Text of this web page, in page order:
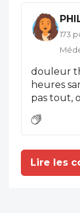
politiques
un vrai
173
douleur
heures sans être
pas tout,
Lire les